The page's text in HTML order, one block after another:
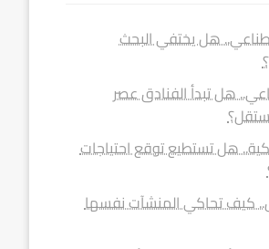
هل يختفي البحث
هل تبدأ الفنادق عصر
هل تستطيع توقع احتياجات
كيف تحاكي المنشآت نفسها